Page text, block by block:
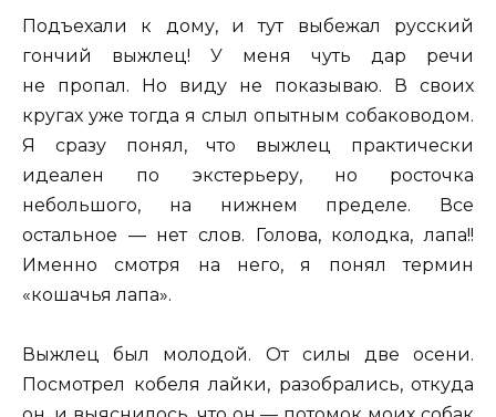
Подъехали к дому, и тут выбежал русский
гончий выжлец! У меня чуть дар речи
не пропал. Но виду не показываю. В своих
кругах уже тогда я слыл опытным собаководом.
Я сразу понял, что выжлец практически
идеален по экстерьеру, но росточка
небольшого, на нижнем пределе. Все
остальное — нет слов. Голова, колодка, лапа!!
Именно смотря на него, я понял термин
«кошачья лапа».
Выжлец был молодой. От силы две осени.
Посмотрел кобеля лайки, разобрались, откуда